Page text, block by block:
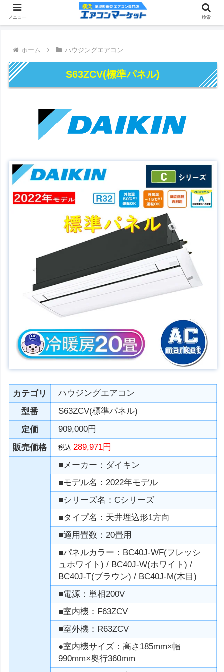
ホーム ハウジングエアコン
S63ZCV(標準パネル)
カテゴリ
ハウジングエアコン
型番
S63ZCV(標準パネル)
定価
909,000円
販売価格
税込289,971円
■メーカー：ダイキン
■モデル名：2022年モデル
■シリーズ名：Cシリーズ
■タイプ名：天井埋込形1方向
■適用畳数：20畳用
■パネルカラー：BC40J-WF(フレッシ
ュホワイト) / BC40J-W(ホワイト) /
BC40J-T(ブラウン) / BC40J-M(木目)
■電源：単相200V
■室内機：F63ZCV
■室外機：R63ZCV
●室内機サイズ：高さ185mm×幅
990mm×奥行360mm
メニュー 検索